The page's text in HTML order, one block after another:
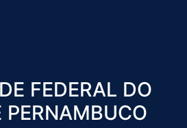
FEDERAL DO
PERNAMBUCO